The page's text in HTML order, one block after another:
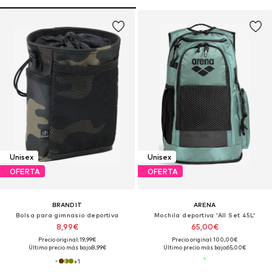
Unisex
OFERTA
BRANDIT
Bolsa para gimnasio deportiva
8,99€
Precio original: 19,99€
Último precio más bajo:8,99€
+1
Unisex
OFERTA
ARENA
Mochila deportiva 'All Set 45L'
65,00€
Precio original: 100,00€
Último precio más bajo:65,00€